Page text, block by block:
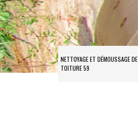
NETTOYAGE ET DÉMOUSSAGE DE
TOITURE 59